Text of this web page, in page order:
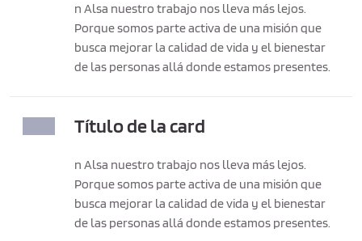
n Alsa nuestro trabajo nos lleva más lejos.
Porque somos parte activa de una misión que
busca mejorar la calidad de vida y el bienestar
de las personas allá donde estamos presentes.
Título de la card
n Alsa nuestro trabajo nos lleva más lejos.
Porque somos parte activa de una misión que
busca mejorar la calidad de vida y el bienestar
de las personas allá donde estamos presentes.